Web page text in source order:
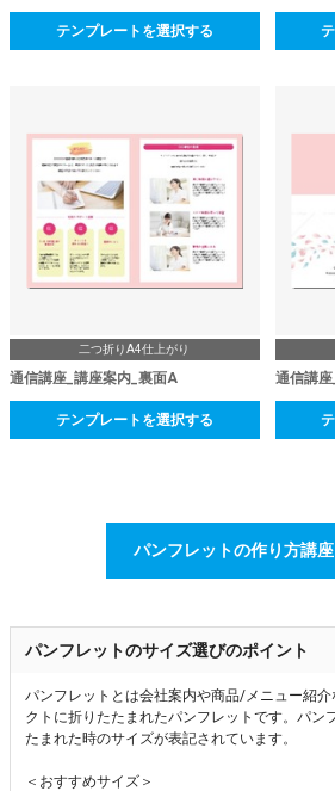
テンプレートを選択する
二つ折りA4仕上がり
通信講座_講座案内_裏面A
テンプレートを選択する
通信講
パンフレットの作り方講
パンフレットのサイズ選びのポイント
パンフレットとは会社案内や商品/メニュー紹
クトに折りたたまれたパンフレットです。パン
たまれた時のサイズが表記されています。
＜おすすめサイズ＞